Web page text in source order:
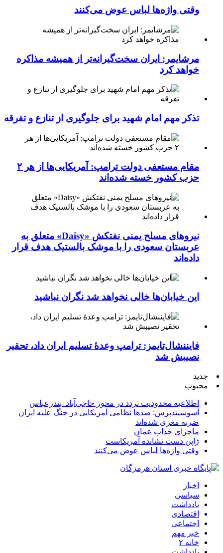
وقتی واژه‌ها لباس عوض می‌کنند
مرشایمر: ایران سخت‌گیرانه‌تر از همیشه مذاکره
خواهد کرد
تذکر مهم امام شهید برای جلوگیری از تنازع و تفرقه
مقام مستعفی دولت ترامپ: آمریکایی‌ها از هر ۲
حزب کشور خسته شده‌اند
نیروهای مسلح یمنی نفتکش «Daisy» متعلق به
عربستان سعودی را با موشک بالستیک هدف قرار
داده‌اند
این خیابان‌ها خالی نخواهد شد نگران نباشید
فایننشال‌تایمز: ترامپ وعدۀ تسلیم ایران داد، تحقیر
نصیبش شد
جدید
محبوب
اطلاعیه محدودیت تردد در محور حاجی‌آباد–بندرعباس
آسوشیتدپرس: صدها نظامی آمریکایی در جنگ علیه ایران
ضربه مغزی شده‌اند
ماجرای جذاب عمان
ژاپن دست نشانده آمریکاست
وقتی واژه‌ها لباس عوض می‌کنند
اخبار
سیاسی
یادداشت
اقتصادی
اجتماعی
خبر مهم
خانه ۲